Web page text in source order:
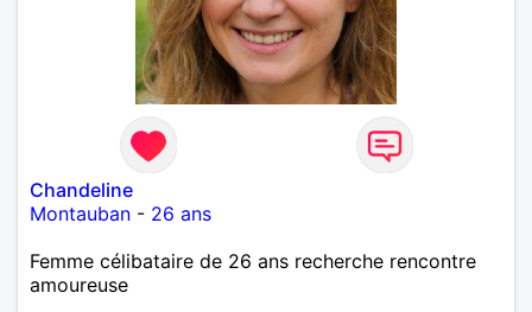
Chandeline
Montauban - 26 ans
Femme célibataire de 26 ans recherche rencontre
amoureuse